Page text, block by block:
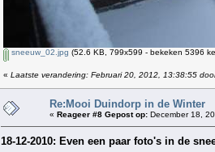
sneeuw_02.jpg (52.6 KB, 799x599 - bekeken 5396
« Laatste verandering: Februari 20, 2012, 13:38:55
Re:Mooi Duindorp in de Winter
« Reageer #8 Gepost op: December 18,
18-12-2010: Even een paar foto's in de